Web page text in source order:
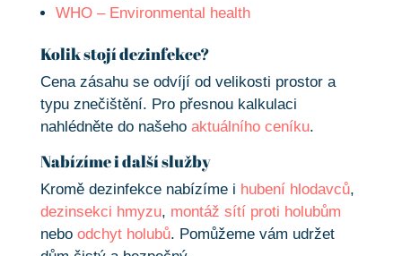
WHO – Environmental health
Kolik stojí dezinfekce?
Cena zásahu se odvíjí od velikosti prostor a
typu znečištění. Pro přesnou kalkulaci
nahlédněte do našeho aktuálního ceníku.
Nabízíme i další služby
Kromě dezinfekce nabízíme i hubení hlodavců,
dezinsekci hmyzu, montáž sítí proti holubům
nebo odchyt holubů. Pomůžeme vám udržet